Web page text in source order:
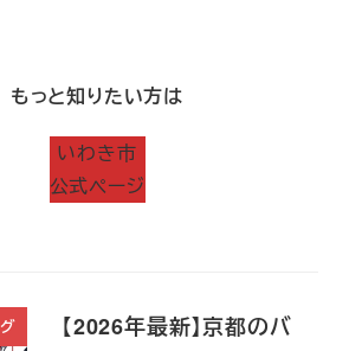
もっと知りたい方は
いわき市
公式ページ
【2026年最新】京都のバ